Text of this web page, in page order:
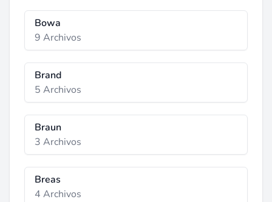
Bowa
9 Archivos
Brand
5 Archivos
Braun
3 Archivos
Breas
4 Archivos